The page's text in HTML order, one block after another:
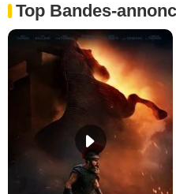
Top Bandes-